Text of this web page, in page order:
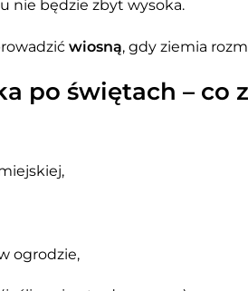
nie będzie zbyt wysoka.
wiosną, gdy ziemia
po świętach – co
ogrodzie,